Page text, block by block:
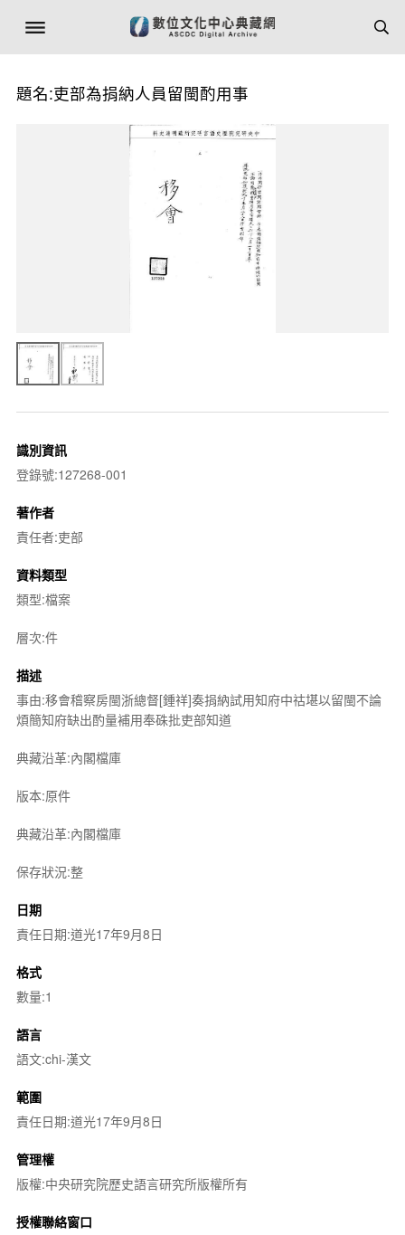
題名:吏部為捐納人員留閩酌用事
識別資訊
登錄號:127268-001
著作者
責任者:吏部
資料類型
類型:檔案
層次:件
描述
事由:移會稽察房閩浙總督[鍾祥]奏捐納試用知府中祜堪以留閩不論
煩簡知府缺出酌量補用奉硃批吏部知道
典藏沿革:內閣檔庫
版本:原件
典藏沿革:內閣檔庫
保存狀況:整
日期
責任日期:道光17年9月8日
格式
數量:1
語言
語文:chi-漢文
範圍
責任日期:道光17年9月8日
管理權
版權:中央研究院歷史語言研究所版權所有
授權聯絡窗口